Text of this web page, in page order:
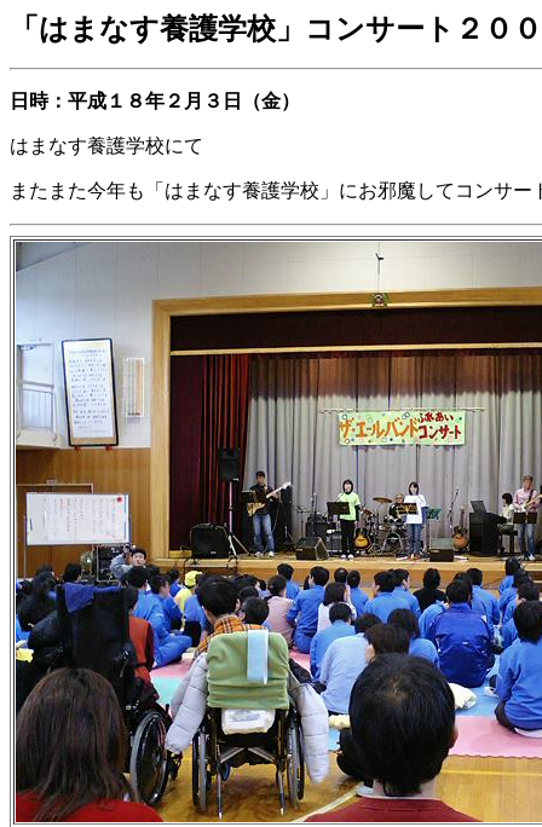
「はまなす養護学校」コンサート ２０
日時：平成１８年２月３日（金）
はまなす養護学校にて
またまた今年も「はまなす養護学校」にお邪魔してコンサー